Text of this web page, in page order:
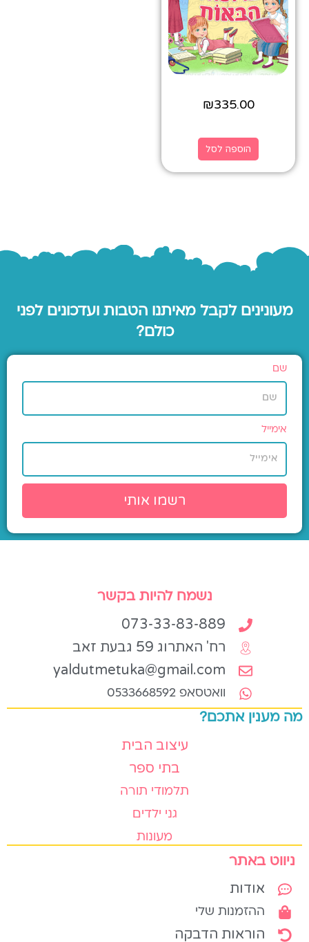
₪335.00
הוספה לסל
מעונינים לקבל מאיתנו הטבות ועדכונים לפני
כולם?
שם
אימייל
רשמו אותי
נשמח להיות בקשר
073-33-83-889
רח' האתרוג 59 גבעת זאב
yaldutmetuka@gmail.com
וואטסאפ 0533668592
עיצוב הבית
בתי ספר
תלמודי תורה
גני ילדים
מעונות
מה מענין אתכם?
ניווט באתר
אודות
ההזמנות שלי
הוראות הדבקה